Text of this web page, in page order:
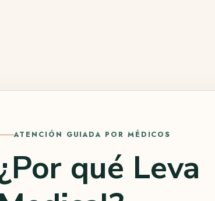
ATENCIÓN GUIADA POR MÉDICOS
qué Leva